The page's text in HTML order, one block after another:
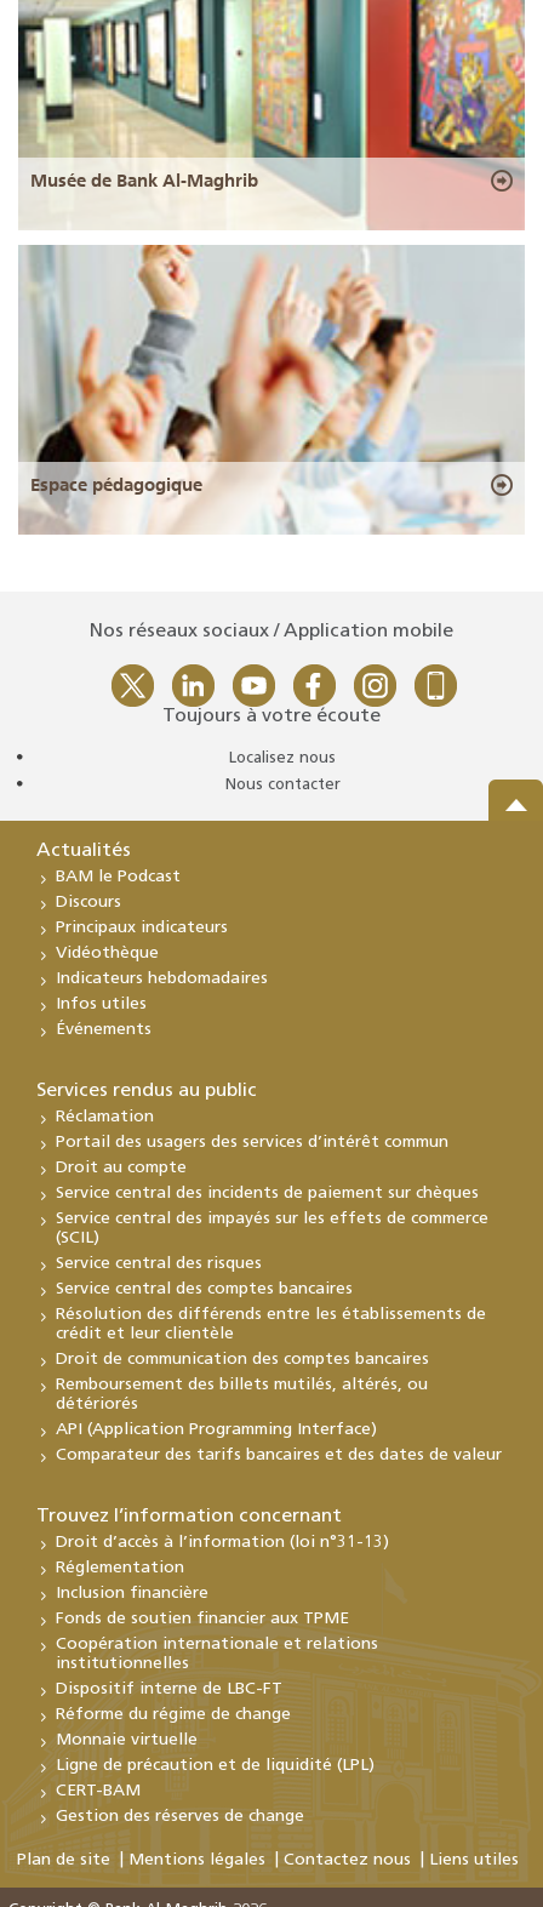
Musée de Bank Al-Maghrib
Espace pédagogique
Nos réseaux sociaux / Application mobile
Toujours à votre écoute
Localisez nous
Nous contacter
Actualités
BAM le Podcast
Discours
Principaux indicateurs
Vidéothèque
Indicateurs hebdomadaires
Infos utiles
Événements
Services rendus au public
Réclamation
Portail des usagers des services d’intérêt commun
Droit au compte
Service central des incidents de paiement sur chèques
Service central des impayés sur les effets de commerce
(SCIL)
Service central des risques
Service central des comptes bancaires
Résolution des différends entre les établissements de
crédit et leur clientèle
Droit de communication des comptes bancaires
Remboursement des billets mutilés, altérés, ou
détériorés
API (Application Programming Interface)
Comparateur des tarifs bancaires et des dates de valeur
Trouvez l’information concernant
Droit d’accès à l’information (loi n°31-13)
Réglementation
Inclusion financière
Fonds de soutien financier aux TPME
Coopération internationale et relations
institutionnelles
Dispositif interne de LBC-FT
Réforme du régime de change
Monnaie virtuelle
Ligne de précaution et de liquidité (LPL)
CERT-BAM
Gestion des réserves de change
Plan de site Mentions légales Contactez nous Liens utiles